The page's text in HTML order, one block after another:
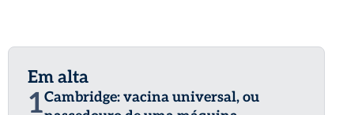
Em alta
1Cambridge: vacina universal, ou